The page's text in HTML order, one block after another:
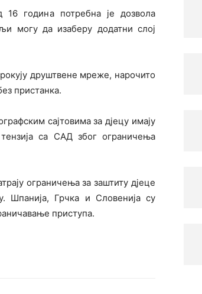
16 година потребна је дозвола
могу да изаберу додатни слој
друштвене мреже, нарочито
пристанка.
сајтовима за дјецу имају
са САД због ограничења
ограничења за заштиту дјеце
Шпанија, Грчка и Словенија су
приступа.